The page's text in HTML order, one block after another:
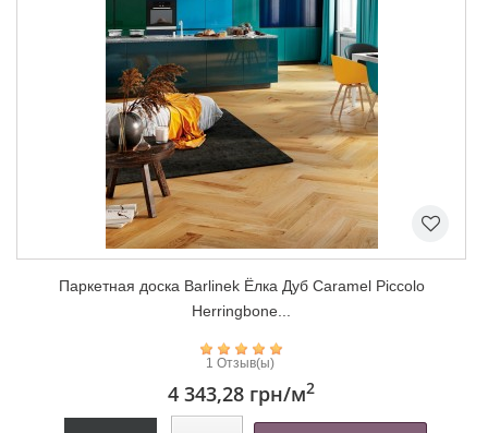
Паркетная доска Barlinek Ёлка Дуб Caramel Piccolo
Herringbone...
1 Отзыв(ы)
4 343,28 грн/м2